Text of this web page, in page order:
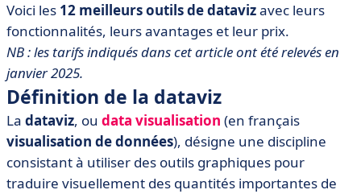
Voici les 12 meilleurs outils de datavizavec leurs
fonctionnalités, leurs avantages et leur prix.
NB : les tarifs indiqués dans cet article ont été relevés en
janvier 2025.
Définition de la dataviz
La dataviz, ou data visualisation (en français
visualisation de données), désigne une discipline
consistant à utiliser des outils graphiques pour
traduire visuellement des quantités importantes de